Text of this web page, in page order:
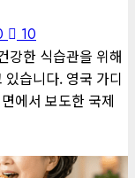
10
강한 식습관을 위해
습니다. 영국 가디
에서 보도한 국제